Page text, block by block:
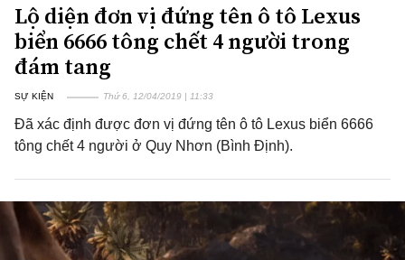
Lộ diện đơn vị đứng tên ô tô Lexus
biển 6666 tông chết 4 người trong
đám tang
SỰ KIỆN Thứ 6, 12/04/2019 | 11:33
Đã xác định được đơn vị đứng tên ô tô Lexus biển 6666
tông chết 4 người ở Quy Nhơn (Bình Định).